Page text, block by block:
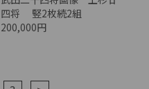
四将 竪2枚続2組
200,000円